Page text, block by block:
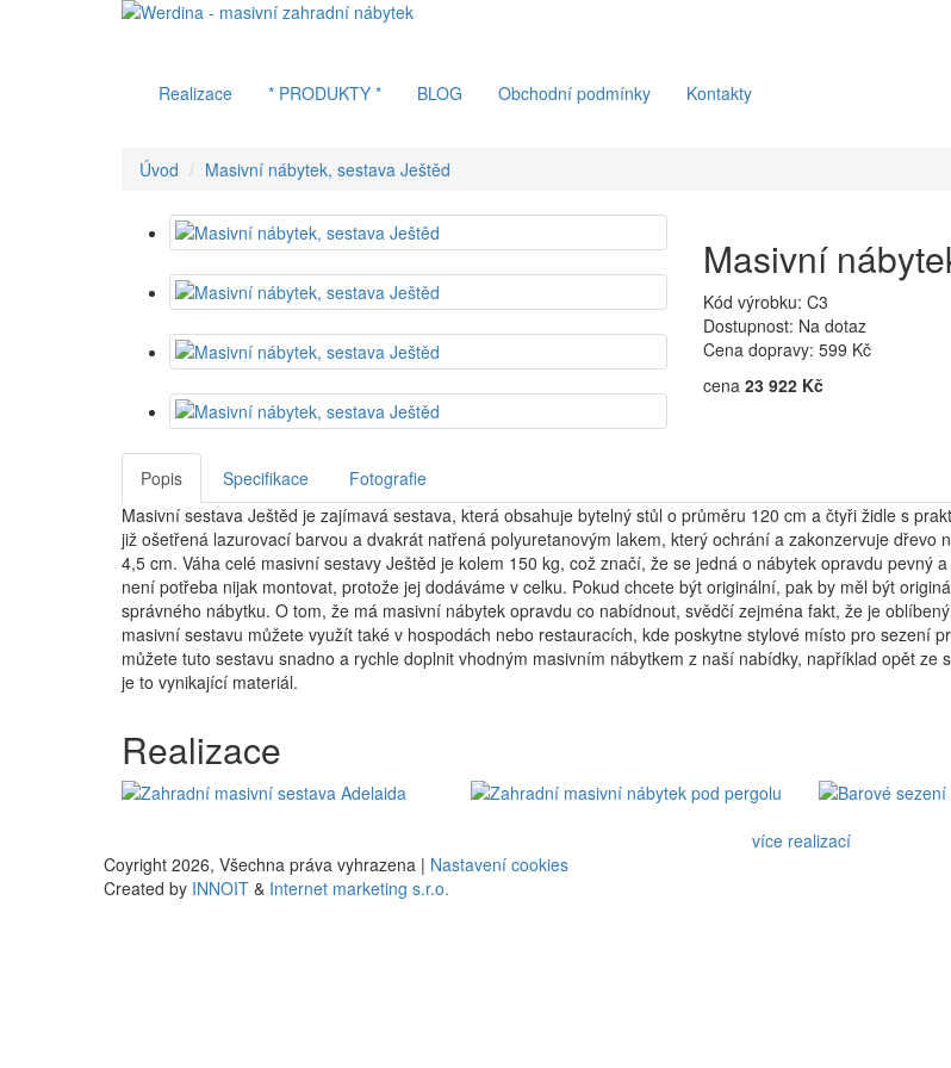
Realizace * PRODUKTY * BLOG Obchodní podmínky Kontakty
Úvod Masivní nábytek, sestava Ještěd
Masivní
Kód výrobku: C3
Dostupnost: Na dotaz
Cena dopravy: 599 Kč
cena 23 922 Kč
Popis Specifikace
Fotografie
Masivní sestava Ještěd je zajímavá sestava, která obsahuje bytelný stůl o průměru 120 cm a čtyři židle s
již ošetřená lazurovací barvou a dvakrát natřená polyuretanovým lakem, který ochrání a zakonzervuje
4,5 cm. Váha celé masivní sestavy Ještěd je kolem 150 kg, což značí, že se jedná o nábytek opravdu pevný
není potřeba nijak montovat, protože jej dodáváme v celku. Pokud chcete být originální, pak by měl být
správného nábytku. O tom, že má masivní nábytek opravdu co nabídnout, svědčí zejména fakt, že je
masivní sestavu můžete využít také v hospodách nebo restauracích, kde poskytne stylové místo pro sezení
můžete tuto sestavu snadno a rychle doplnit vhodným masivním nábytkem z naší nabídky, například opět
je to vynikající materiál.
Realizace
více realizací
Coyright 2026, Všechna práva vyhrazena | Nastavení cookies
Created by INNOIT & Internet marketing s.r.o.